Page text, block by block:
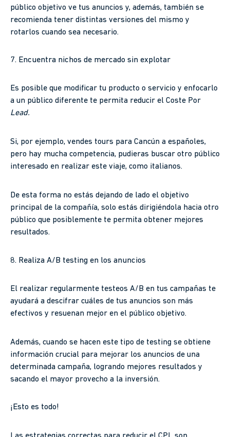
público objetivo ve tus anuncios y, además, también se
recomienda tener distintas versiones del mismo y
rotarlos cuando sea necesario.
7. Encuentra nichos de mercado sin explotar
Es posible que modificar tu producto o servicio y enfocarlo
a un público diferente te permita reducir el Coste Por
Lead.
Si, por ejemplo, vendes tours para Cancún a españoles,
pero hay mucha competencia, pudieras buscar otro público
interesado en realizar este viaje, como italianos.
De esta forma no estás dejando de lado el objetivo
principal de la compañía, solo estás dirigiéndola hacia otro
público que posiblemente te permita obtener mejores
resultados.
8. Realiza A/B testing en los anuncios
El realizar regularmente testeos A/B en tus campañas te
ayudará a descifrar cuáles de tus anuncios son más
efectivos y resuenan mejor en el público objetivo.
Además, cuando se hacen este tipo de testing se obtiene
información crucial para mejorar los anuncios de una
determinada campaña, logrando mejores resultados y
sacando el mayor provecho a la inversión.
¡Esto es todo!